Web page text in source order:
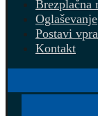
Brezplačna
Oglaševanje
Postavi
Kontakt